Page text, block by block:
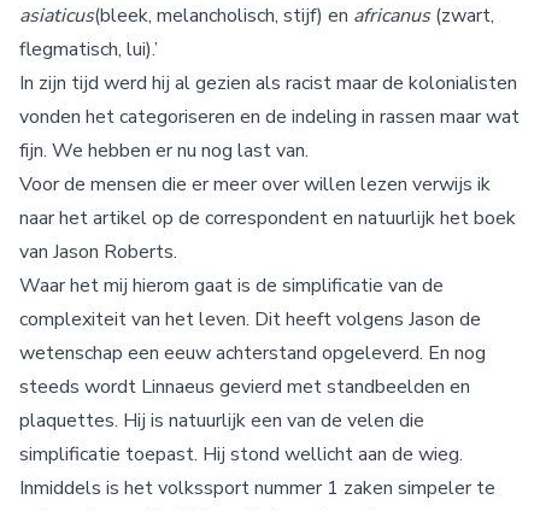
asiaticus(bleek, melancholisch, stijf) en africanus(zwart,
flegmatisch, lui).’
In zijn tijd werd hij al gezien als racist maar de kolonialisten
vonden het categoriseren en de indeling in rassen maar wat
fijn. We hebben er nu nog last van.
Voor de mensen die er meer over willen lezen verwijs ik
naar het artikel op de correspondent en natuurlijk het boek
van Jason Roberts.
Waar het mij hierom gaat is de simplificatie van de
complexiteit van het leven. Dit heeft volgens Jason de
wetenschap een eeuw achterstand opgeleverd. En nog
steeds wordt Linnaeus gevierd met standbeelden en
plaquettes. Hij is natuurlijk een van de velen die
simplificatie toepast. Hij stond wellicht aan de wieg.
Inmiddels is het volkssport nummer 1 zaken simpeler te